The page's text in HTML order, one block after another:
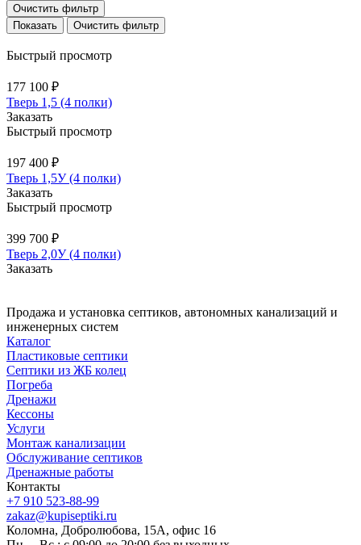
Очистить фильтр
Очистить фильтр
Быстрый просмотр
177 100 ₽
Тверь 1,5 (4 полки)
Заказать
Быстрый просмотр
197 400 ₽
Тверь 1,5У (4 полки)
Заказать
Быстрый просмотр
399 700 ₽
Тверь 2,0У (4 полки)
Заказать
Продажа и установка септиков, автономных канализаций и
инженерных систем
Каталог
Пластиковые септики
Септики из ЖБ колец
Погреба
Дренажи
Кессоны
Услуги
Монтаж канализации
Обслуживание септиков
Дренажные работы
Контакты
+7 910 523-88-99
zakaz@kupiseptiki.ru
Коломна, Добролюбова, 15А, офис 16